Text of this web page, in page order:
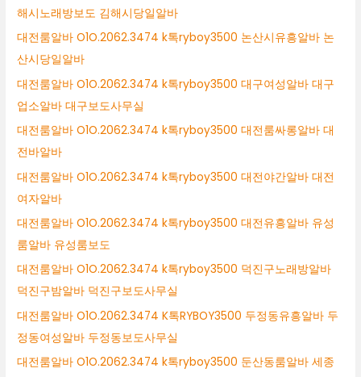
해시노래방보도 김해시당일알바
대전룸알바 O1O.2062.3474 k톡ryboy3500 논산시유흥알바 논
산시당일알바
대전룸알바 O1O.2062.3474 k톡ryboy3500 대구여성알바 대구
업소알바 대구보도사무실
대전룸알바 O1O.2062.3474 k톡ryboy3500 대전룸싸롱알바 대
전바알바
대전룸알바 O1O.2062.3474 k톡ryboy3500 대전야간알바 대전
여자알바
대전룸알바 O1O.2062.3474 k톡ryboy3500 대전유흥알바 유성
룸알바 유성룸보도
대전룸알바 O1O.2062.3474 k톡ryboy3500 덕진구노래방알바
덕진구밤알바 덕진구보도사무실
대전룸알바 O1O.2062.3474 K톡RYBOY3500 두정동유흥알바 두
정동여성알바 두정동보도사무실
대전룸알바 O1O.2062.3474 k톡ryboy3500 둔산동룸알바 세종